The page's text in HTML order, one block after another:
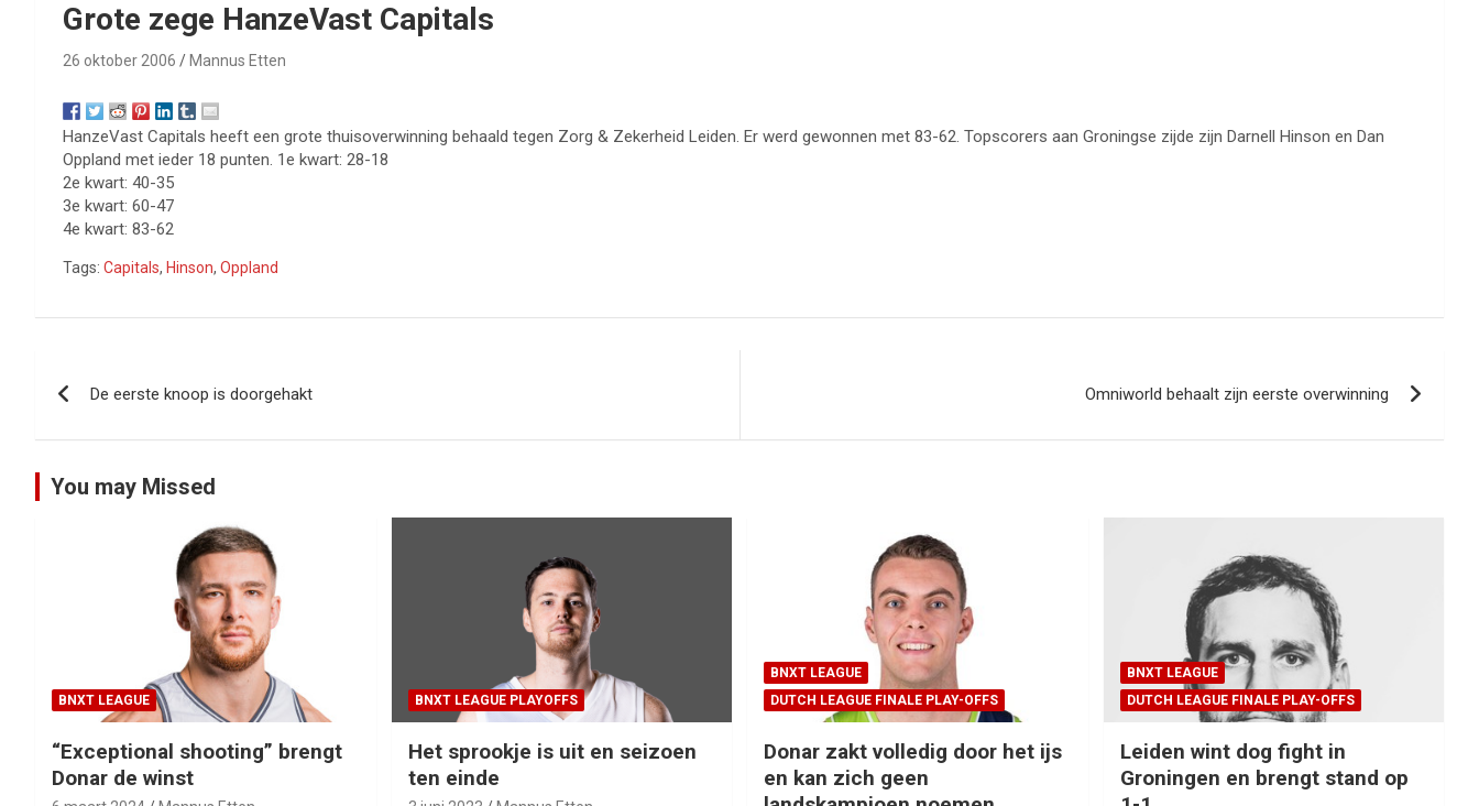
Grote zege HanzeVast Capitals
26 oktober 2006 Mannus Etten
HanzeVast Capitals heeft een grote thuisoverwinning behaald tegen Zorg & Zekerheid Leiden. Er werd gewonnen met 83-62. Topscorers aan Groningse zijde zijn Darnell Hinson en Dan
Oppland met ieder 18 punten. 1e kwart: 28-18
2e kwart: 40-35
3e kwart: 60-47
4e kwart: 83-62
Tags: Capitals, Hinson, Oppland
navigatie
De eerste knoop is doorgehakt Omniworld behaalt zijn eerste overwinning
You may Missed
BNXT LEAGUE
“Exceptional shooting” brengt
Donar de winst
BNXT LEAGUE PLAYOFFS
Het sprookje is uit en seizoen
ten einde
BNXT LEAGUE
DUTCH LEAGUE FINALE PLAY-OFFS
Donar zakt volledig door het ijs
en kan zich geen
BNXT LEAGUE
DUTCH LEAGUE FINALE PLAY-OFFS
Leiden wint dog fight in
Groningen en brengt stand op